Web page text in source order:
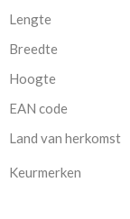
Lengte
Breedte
Hoogte
EAN code
Land van herkomst
Keurmerken